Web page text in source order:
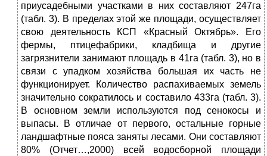
приусадебными участками в них составляют 247га
(табл. 3). В пределах этой же площади, осуществляет
свою деятельность КСП «Красный Октябрь». Его
фермы, птицефабрики, кладбища и другие
загрязнители занимают площадь в 41га (табл. 3), но в
связи с упадком хозяйства большая их часть не
функционирует. Количество распахиваемых земель
значительно сократилось и составило 433га (табл. 3).
В основном земли используются под сенокосы и
выпасы. В отличае от первого, остальные горные
ландшафтные пояса заняты лесами. Они составляют
80% (Отчет…,2000) всей водосборной площади